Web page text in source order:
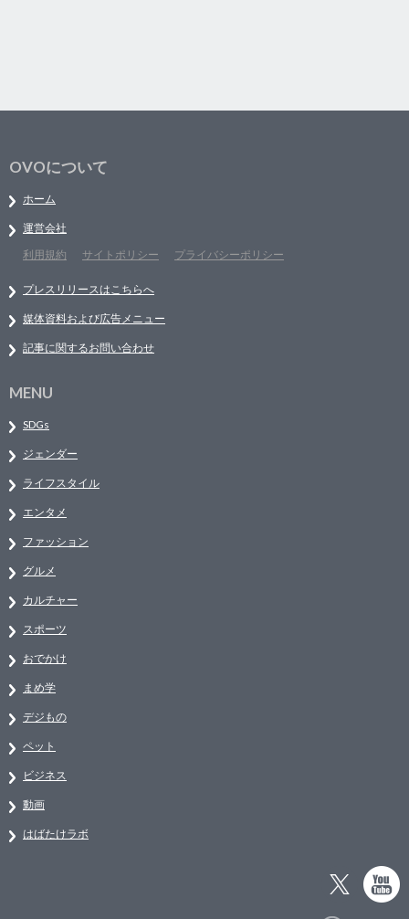
OVOについて
ホーム
運営会社
利用規約
サイトポリシー プライバシーポリシー
プレスリリースはこちらへ
媒体資料および広告メニュー
記事に関するお問い合わせ
MENU
SDGs
ジェンダー
ライフスタイル
エンタメ
ファッション
グルメ
カルチャー
スポーツ
おでかけ
まめ学
デジもの
ペット
ビジネス
動画
はばたけラボ